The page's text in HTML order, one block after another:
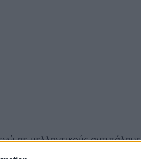
σε μελλοντικούς αντιπάλους
κέρδισε με 2-1 την